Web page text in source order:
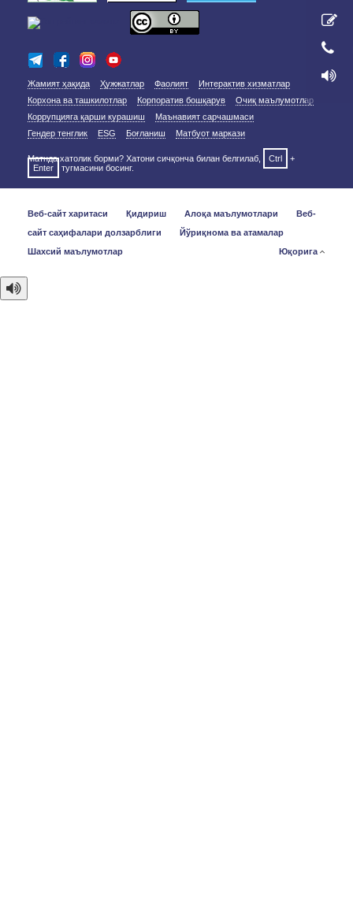
Жамият ҳақида Ҳужжатлар Фаолият
Интерактив хизматлар
Корхона ва ташкилотлар
Корпоратив бошқарув
Очиқ маълумотлар
Коррупцияга қарши курашиш
Маънавият сарчашмаси
Гендер тенглик
ESG Боғланиш Матбуот маркази
Матнда хатолик борми? Хатони сичқонча билан белгилаб, Ctrl
+
Enter
тугмасини босинг.
Веб-сайт харитаси Қидириш Алоқа маълумотлари
Веб-
сайт саҳифалари долзарблиги
Йўриқнома ва атамалар
Шахсий маълумотлар
Юқорига